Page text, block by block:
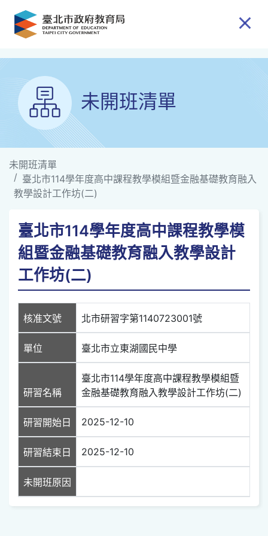
跳到主要內容
未開班清單
未開班清單
臺北市114學年度高中課程教學模組暨金融基礎教育融入
教學設計工作坊(二)
臺北市114學年度高中課程教學模
組暨金融基礎教育融入教學設計
工作坊(二)
核准文號 北市研習字第1140723001號
單位 臺北市立東湖國民中學
研習名稱
臺北市114學年度高中課程教學模組暨
金融基礎教育融入教學設計工作坊(二)
研習開始日 2025-12-10
研習結束日 2025-12-10
未開班原因